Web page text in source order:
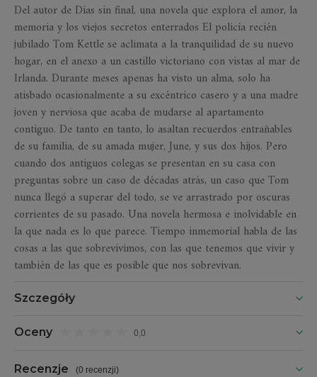
Del autor de Días sin final, una novela que explora el amor, la
memoria y los viejos secretos enterrados El policía recién
jubilado Tom Kettle se aclimata a la tranquilidad de su nuevo
hogar, en el anexo a un castillo victoriano con vistas al mar de
Irlanda. Durante meses apenas ha visto un alma, solo ha
atisbado ocasionalmente a su excéntrico casero y a una madre
joven y nerviosa que acaba de mudarse al apartamento
contiguo. De tanto en tanto, lo asaltan recuerdos entrañables
de su familia, de su amada mujer, June, y sus dos hijos. Pero
cuando dos antiguos colegas se presentan en su casa con
preguntas sobre un caso de décadas atrás, un caso que Tom
nunca llegó a superar del todo, se ve arrastrado por oscuras
corrientes de su pasado. Una novela hermosa e inolvidable en
la que nada es lo que parece. Tiempo inmemorial habla de las
cosas a las que sobrevivimos, con las que tenemos que vivir y
también de las que es posible que nos sobrevivan.
Szczegóły
Oceny 0,0
Recenzje (0 recenzji)